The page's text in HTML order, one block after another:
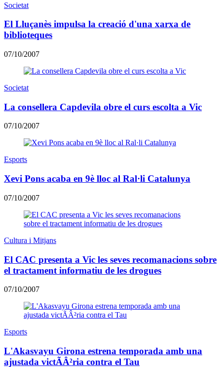
Societat
El Lluçanès impulsa la creació d'una xarxa de
biblioteques
07/10/2007
Societat
La consellera Capdevila obre el curs escolta a Vic
07/10/2007
Esports
Xevi Pons acaba en 9è lloc al Ral·li Catalunya
07/10/2007
Cultura i Mitjans
El CAC presenta a Vic les seves recomanacions sobre
el tractament informatiu de les drogues
07/10/2007
Esports
L'Akasvayu Girona estrena temporada amb una
ajustada victÃÂ²ria contra el Tau